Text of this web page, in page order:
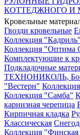
КОТТЕДЖНОГО И
Кровельные
Гвозди кровельные
Коллекция "Кадриль"
Коллекция "Оптима
Комплектующие к
Подкладочные
ТЕХНОНИКОЛЬ,
"Вестерн"
Коллекция "Самба"
карнизная черепица
Кирпичная кладка
Классическая
Коллекция "Финская